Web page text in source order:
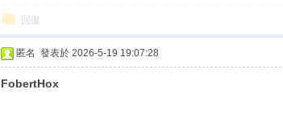
回復
匿名 發表於 2026-5-19 19:07:28
FobertHox